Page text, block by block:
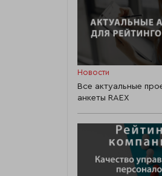
Новости
Все актуальные
анкеты RAEX